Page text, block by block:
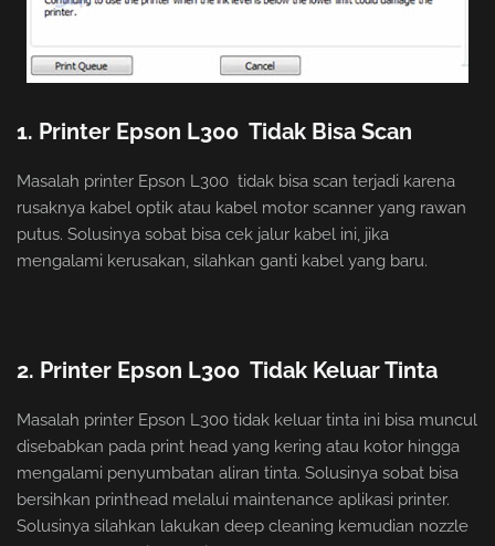
1. Printer Epson L300 Tidak Bisa Scan
Masalah printer Epson L300 tidak bisa scan terjadi karena
rusaknya kabel optik atau kabel motor scanner yang rawan
putus. Solusinya sobat bisa cek jalur kabel ini, jika
mengalami kerusakan, silahkan ganti kabel yang baru.
2. Printer Epson L300 Tidak Keluar Tinta
Masalah printer Epson L300 tidak keluar tinta ini bisa muncul
disebabkan pada print head yang kering atau kotor hingga
mengalami penyumbatan aliran tinta. Solusinya sobat bisa
bersihkan printhead melalui maintenance aplikasi printer.
Solusinya silahkan lakukan deep cleaning kemudian nozzle